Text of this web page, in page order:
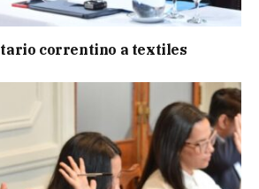
correntino a textiles